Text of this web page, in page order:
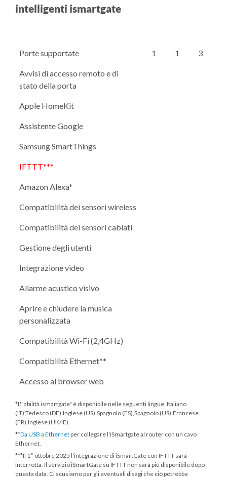
intelligenti ismartgate
Porte supportate 1 1 3
Avvisi di accesso remoto e di
stato della porta
Apple HomeKit
Assistente Google
Samsung SmartThings
IFTTT***
Amazon Alexa*
Compatibilità dei sensori wireless
Compatibilità dei sensori cablati
Gestione degli utenti
Integrazione video
Allarme acustico visivo
Aprire e chiudere la musica
personalizzata
Compatibilità Wi-Fi (2,4GHz)
Compatibilità Ethernet**
Accesso al browser web
*L'"abilità ismartgate" è disponibile nelle seguenti lingue: Italiano
(IT),Tedesco (DE),Inglese (US),Spagnolo (ES),Spagnolo (US),Francese
(FR),Inglese (UK/IE)
**Da USB a Ethernetper collegare l'iSmartgate al router con un cavo
Ethernet.
***Il 1° ottobre 2025 l'integrazione di iSmartGate con IFTTT sarà
interrotta. Il servizio iSmartGate su IFTTT non sarà più disponibile dopo
questa data. Ci scusiamo per gli eventuali disagi che ciò potrebbe